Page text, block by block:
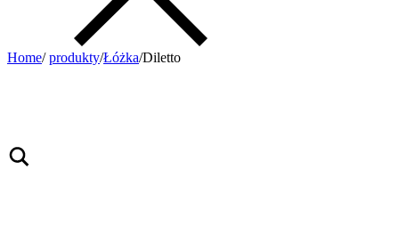
Home/ produkty/Łóżka/Diletto